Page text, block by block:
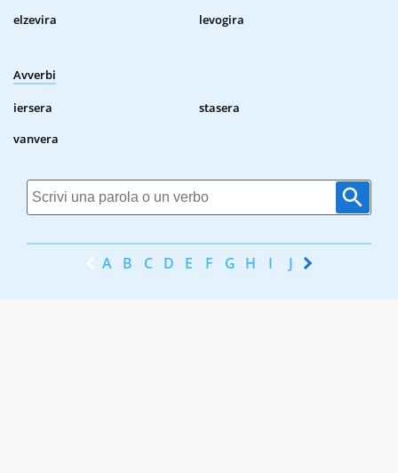
elzevira
levogira
Avverbi
iersera
stasera
vanvera
A B C D E F G H I J K